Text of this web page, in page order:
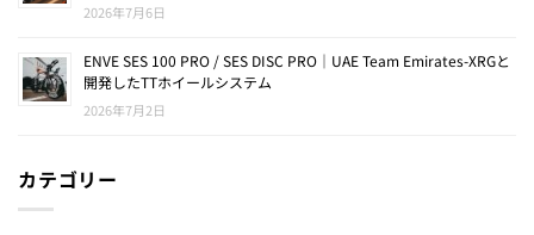
2026年7月6日
ENVE SES 100 PRO / SES DISC PRO｜UAE Team Emirates-XRGと
開発したTTホイールシステム
2026年7月2日
カテゴリー